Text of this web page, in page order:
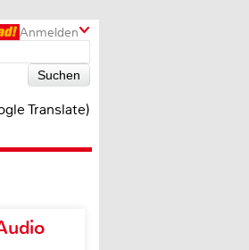
Anmelden
Translate)